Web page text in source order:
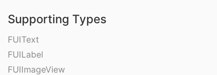
Supporting Types
FUIText
FUILabel
FUIImageView